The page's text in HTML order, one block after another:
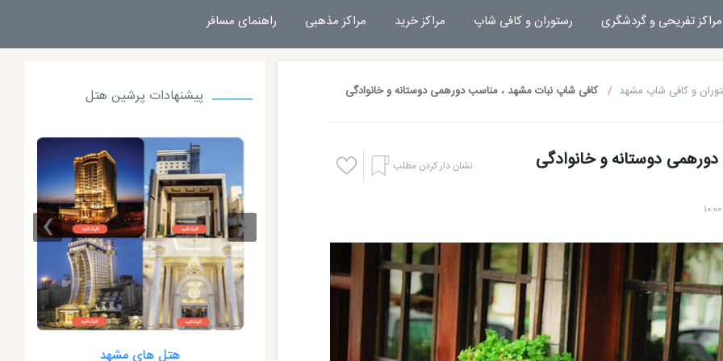
مراکز تفریحی و گردشگری رستوران و کافی شاپ مراکز خرید مراکز مذهبی راهنمای مسافر
و کافی شاپ مشهد کافی شاپ نبات مشهد ، مناسب دورهمی دوستانه و خانوادگی
دوستانه و خانوادگی نشان دار کردن مطلب
پیشنهادات پرشین هتل
هتل بشری مشهد تفریحات مشهد هتل های مشهد
‹
›